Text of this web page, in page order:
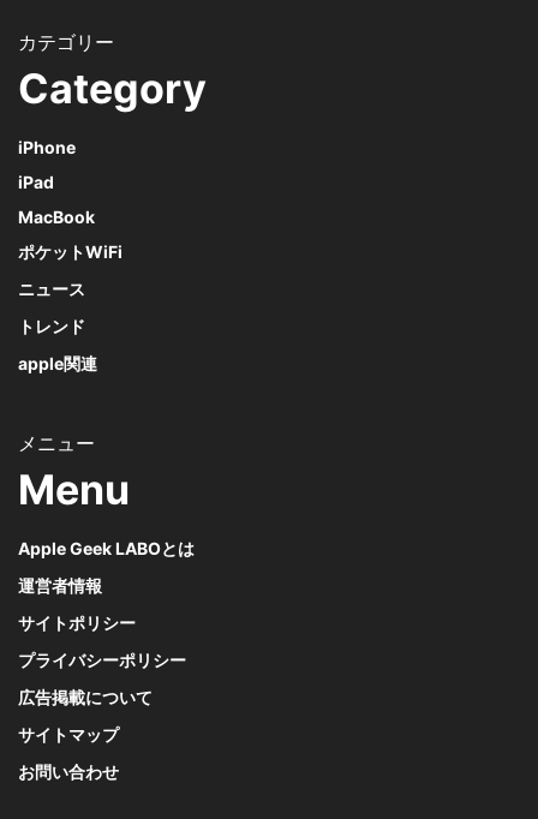
Category
iPhone
iPad
MacBook
ポケットWiFi
ニュース
トレンド
apple関連
Menu
Apple Geek LABOとは
運営者情報
サイトポリシー
プライバシーポリシー
広告掲載について
サイトマップ
お問い合わせ